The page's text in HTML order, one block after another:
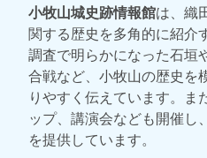
小牧山城史跡情報館は、織
関する歴史を多角的に紹介
調査で明らかになった石垣
合戦など、小牧山の歴史を
りやすく伝えています。ま
ップ、講演会なども開催し
を提供しています。